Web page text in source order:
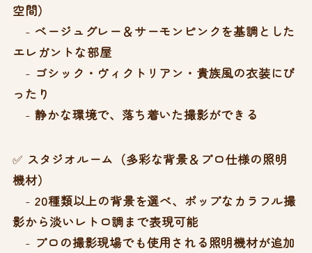
空間）
- ベージュグレー＆サーモンピンクを基調とした
エレガントな部屋
- ゴシック・ヴィクトリアン・貴族風の衣装にぴ
ったり
-静かな環境で、落ち着いた撮影ができる
✅ スタジオルーム（多彩な背景＆プロ仕様の照明
機材）
-20種類以上の背景を選べ、ポップなカラフル撮
影から淡いレトロ調まで表現可能
- プロの撮影現場でも使用される照明機材が追加